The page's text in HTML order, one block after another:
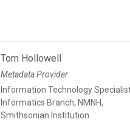
Tom Hollowell
Metadata Provider
Information Technology
Informatics Branch, NMNH,
Smithsonian Institution